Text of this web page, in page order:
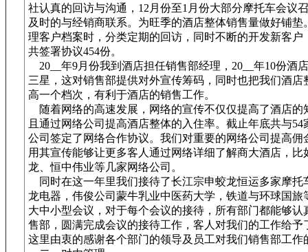
社认真的回访与沟通，12月份至1月份大部分摩托车会议
及时的与经销商联系。为旺季的酒店整体销售量做好铺垫
理客户档案时，分类定期的回访，同时不断的开发新客户
共签署协议454份。
20__年9月份我到酒店担任销售部经理，20__年10份酒
三星，这对销售部提供对外宣传筹码，同时也把我们酒店
高一个档次，有利于酒店的销售工作。
随着网络的高速发展，网络的宣传不仅仅提高了酒店的
且通过网络公司提高酒店整体的入住率。截止年底共与54
公司签定了网络合作协议。我们对重要的网络公司提高佣
用其宣传能够让更多客人通过网络详细了解商大酒店，比
龙、恒中伟业等几家网络公司。
同时在这一年里我们接待了长江宗申蛟龙恒运多家摩托
龙电器，伟俊公司蒙牛乳业中医药大学，铁道与环球国旅
大中小型会议，对于每个会议的接待，所有部门都能够认
售部，圆满完成会议的接待工作，客人对我们的工作给予
这里由衷的感谢各个部门的领导及员工对我们销售部工作